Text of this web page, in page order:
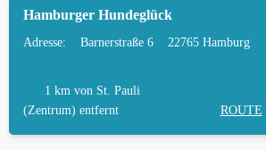
Hamburger Hundeglück
Adresse: Barnerstraße 6 22765 Hamburg
1 km von St. Pauli
(Zentrum) entfernt
ROUTE